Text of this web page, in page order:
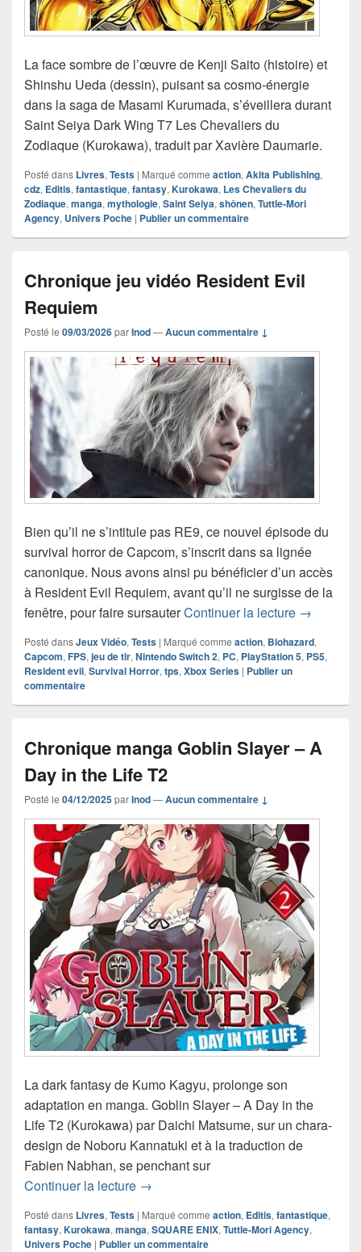
La face sombre de l’œuvre de Kenji Saito (histoire) et
Shinshu Ueda (dessin), puisant sa cosmo-énergie
dans la saga de Masami Kurumada, s’éveillera durant
Saint Seiya Dark Wing T7 Les Chevaliers du
Zodiaque (Kurokawa), traduit par Xavière Daumarie.
Posté dans Livres, Tests | Marqué comme action, Akita Publishing,
cdz, Editis, fantastique, fantasy, Kurokawa, Les Chevaliers du
Zodiaque, manga, mythologie, Saint Seiya, shônen, Tuttle-Mori
Agency, Univers Poche | Publier un commentaire
Chronique jeu vidéo Resident Evil
Requiem
Posté le 09/03/2026parInod—Aucun commentaire ↓
Bien qu’il ne s’intitule pas RE9, ce nouvel épisode du
survival horror de Capcom, s’inscrit dans sa lignée
canonique. Nous avons ainsi pu bénéficier d’un accès
à Resident Evil Requiem, avant qu’il ne surgisse de la
fenêtre, pour faire sursauterContinuer la lecture →
Posté dansJeux Vidéo, Tests | Marqué comme action, Biohazard,
Capcom, FPS, jeu de tir, Nintendo Switch 2, PC, PlayStation 5, PS5,
Resident evil, Survival Horror, tps, Xbox Series | Publier un
commentaire
Chronique manga Goblin Slayer – A
Day in the Life T2
Posté le 04/12/2025parInod—Aucun commentaire ↓
La dark fantasy de Kumo Kagyu, prolonge son
adaptation en manga. Goblin Slayer – A Day in the
Life T2 (Kurokawa) par Daichi Matsume, sur un chara-
design de Noboru Kannatuki et à la traduction de
Fabien Nabhan, se penchant sur
Continuer la lecture Chronique manga Goblin Slayer – A
→
Posté dans Livres, Tests | Marqué comme action, Editis, fantastique,
fantasy, Kurokawa, manga, SQUARE ENIX, Tuttle-Mori Agency,
Univers Poche | Publier un commentaire